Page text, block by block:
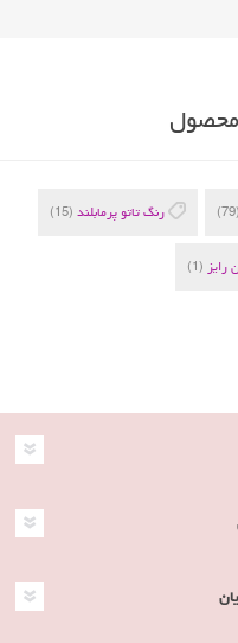
(79) رنگ تاتو پرمابلند(15)
رایز (1)